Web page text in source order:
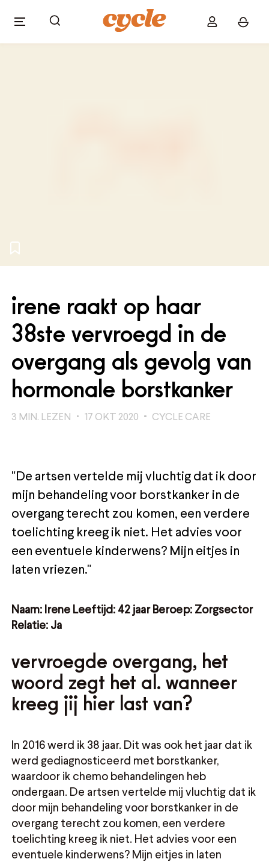
irene raakt op haar
38ste vervroegd in de
overgang als gevolg van
hormonale borstkanker
3 MIN. LEZEN 17 OKT 2020 CYCLE CARE
"De artsen vertelde mij vluchtig dat ik door
mijn behandeling voor borstkanker in de
overgang terecht zou komen, een verdere
toelichting kreeg ik niet. Het advies voor
een eventuele kinderwens? Mijn eitjes in
laten vriezen."
Naam: Irene Leeftijd: 42 jaar Beroep: Zorgsector
Relatie: Ja
vervroegde overgang, het
woord zegt het al. wanneer
kreeg jij hier last van?
In 2016 werd ik 38 jaar. Dit was ook het jaar dat ik
werd gediagnosticeerd met borstkanker,
waardoor ik chemo behandelingen heb
ondergaan. De artsen vertelde mij vluchtig dat ik
door mijn behandeling voor borstkanker in de
overgang terecht zou komen, een verdere
toelichting kreeg ik niet. Het advies voor een
eventuele kinderwens? Mijn eitjes in laten